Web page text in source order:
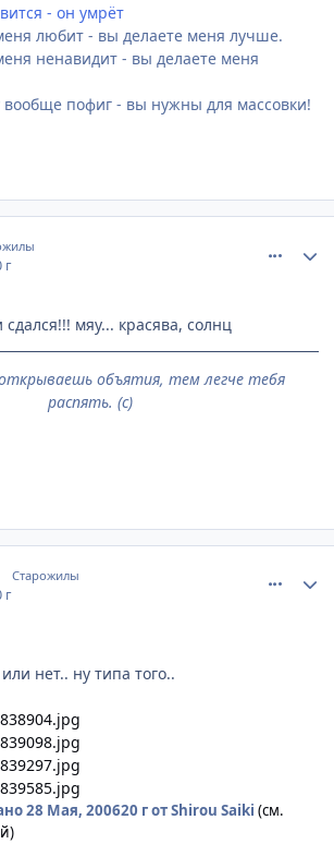
- он умрёт
любит - вы делаете меня лучше.
ненавидит - вы делаете меня
вообще пофиг - вы нужны для массовки!
г
мяу... красява, солнц
объятия, тем легче тебя
распять. (с)
Старожилы
г
нет.. ну типа того..
28 Мая, 200620 гот Shirou Saiki (см.